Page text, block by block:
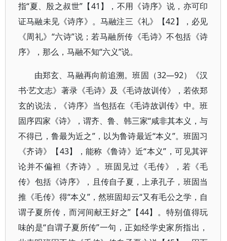
指“夏、殷之叔世”【41】，不用《诗序》说，亦可印
证马融未见《诗序》。马融注三《礼》【42】，必见
《周礼》“六诗”说；若马融所传《毛诗》不包括《诗
序》，那么，马融不知“六义”说。
由郑玄、马融再向前追溯。班固（32—92）《汉
书·艺文志》著录《毛诗》及《毛诗故训传》，若依郑
玄的说法，《诗序》当包括在《毛诗故训传》中。班
固序四家《诗》，谓齐、鲁、韩三家“咸非其本义，与
不得已，鲁最为近之”，以为鲁诗最近“本义”。班固习
《齐诗》【43】，能称《鲁诗》近“本义”，可见其评
论并不偏袒《齐诗》。班固见过《毛传》，若《毛
传》包括《诗序》，且传自子夏，上承孔子，班固当
推《毛传》得“本义”，然班固却云“又有毛公之学，自
谓子夏所传，而河间献王好之”【44】。特别值得玩
味的是“自谓子夏所传”一句，正如经学史家所指出，